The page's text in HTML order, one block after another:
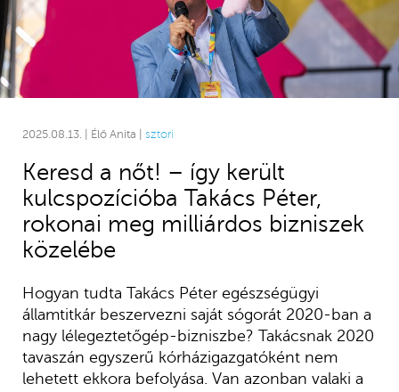
2025.08.13. | Élő Anita | sztori
Keresd a nőt! – így került
kulcspozícióba Takács Péter,
rokonai meg milliárdos bizniszek
közelébe
Hogyan tudta Takács Péter egészségügyi
államtitkár beszervezni saját sógorát 2020-ban a
nagy lélegeztetőgép-bizniszbe? Takácsnak 2020
tavaszán egyszerű kórházigazgatóként nem
lehetett ekkora befolyása. Van azonban valaki a